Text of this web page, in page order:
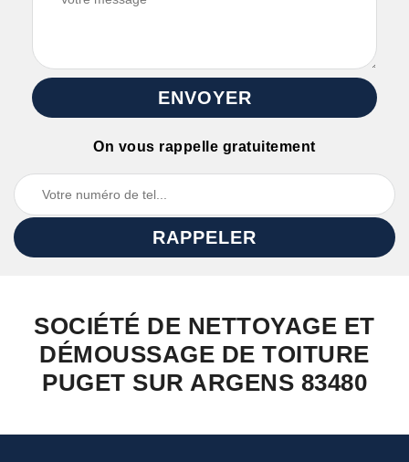
On vous rappelle gratuitement
SOCIÉTÉ DE NETTOYAGE ET
DÉMOUSSAGE DE TOITURE
PUGET SUR ARGENS 83480